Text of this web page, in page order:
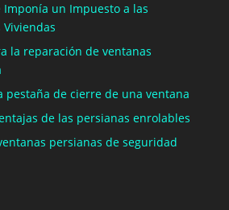
Imponía un Impuesto a las
la reparación de ventanas
pestaña de cierre de una ventana
de las persianas enrolables
persianas de seguridad